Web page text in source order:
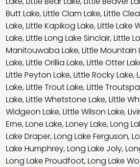
Butt Lake,Little Clam Lake,Little
Lake,Little Kapikog Lake,Little Lake
Lake,Little Long Lake Sinclair,Little
Manitouwaba Lake,Little Mountain
Lake,Little Orillia Lake,Little Otter
Little Peyton Lake,Little Rocky Lake,
Lake,Little Trout Lake,Little
Lake,Little Whetstone Lake,Little
Widgeon Lake,Little Wilson Lake,
Erne,Lone Lake,Loney Lake,Long
Lake Draper,Long Lake Ferguson,
Lake Humphrey,Long Lake Joly,
Long Lake Proudfoot,Long Lake